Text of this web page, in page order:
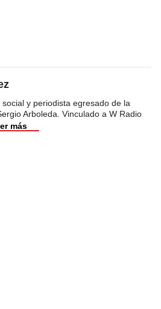
y periodista egresado de la
Arboleda. Vinculado a W Radio
más